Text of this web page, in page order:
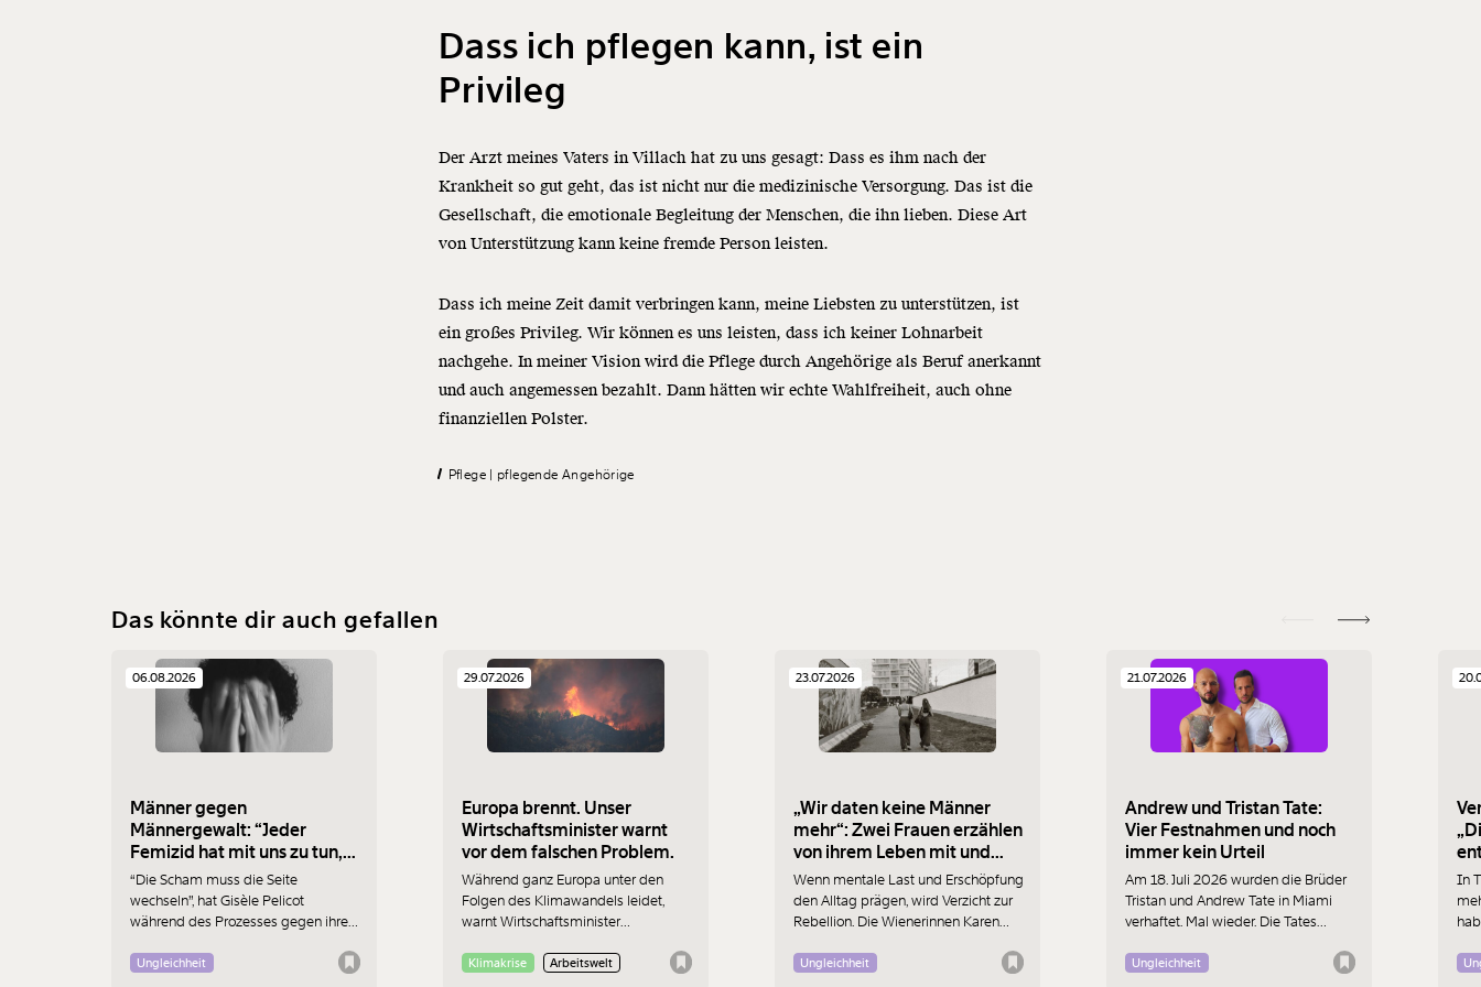
Dass ich pflegen kann, ist ein
Privileg
Der Arzt meines Vaters in Villach hat zu uns gesagt: Dass es ihm nach der
Krankheit so gut geht, das ist nicht nur die medizinische Versorgung. Das ist die
Gesellschaft, die emotionale Begleitung der Menschen, die ihn lieben. Diese Art
von Unterstützung kann keine fremde Person leisten.
Dass ich meine Zeit damit verbringen kann, meine Liebsten zu unterstützen, ist
ein großes Privileg. Wir können es uns leisten, dass ich keiner Lohnarbeit
nachgehe. In meiner Vision wird die Pflege durch Angehörige als Beruf anerkannt
und auch angemessen bezahlt. Dann hätten wir echte Wahlfreiheit, auch ohne
finanziellen Polster.
Pflege pflegende Angehörige
Das könnte dir auch gefallen
06.08.2026
Männer gegen
Männergewalt: “Jeder
Femizid hat mit uns zu tun,
weil wir das System
mittragen”
“Die Scham muss die Seite
wechseln”, hat Gisèle Pelicot
während des Prozesses gegen ihre
können wir das schaffen? In Wien
Ungleichheit
29.07.2026
Europa brennt. Unser
Wirtschaftsminister warnt
vor dem falschen Problem.
Während ganz Europa unter den
Folgen des Klimawandels leidet,
warnt Wirtschaftsminister
Jobverlusten durch "Klimaideologie".
Klimakrise Arbeitswelt
23.07.2026
„Wir daten keine Männer
mehr“: Zwei Frauen erzählen
von ihrem Leben mit und
ohne Männer
Wenn mentale Last und Erschöpfung
den Alltag prägen, wird Verzicht zur
Rebellion. Die Wienerinnen Karen
sich gegen romantische
Ungleichheit
21.07.2026
Andrew und Tristan Tate:
Vier Festnahmen und noch
immer kein Urteil
Am 18. Juli 2026 wurden die Brüder
Tristan und Andrew Tate in Miami
verhaftet. Mal wieder. Die Tates
Menschenhandel, Vergewaltigung,
Ungleichheit
In